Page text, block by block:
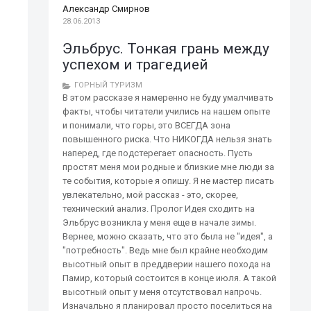
Александр Смирнов
28.06.2013
Эльбрус. Тонкая грань между
успехом и трагедией
ГОРНЫЙ ТУРИЗМ
В этом рассказе я намеренно не буду умалчивать
факты, чтобы читатели учились на нашем опыте
и понимали, что горы, это ВСЕГДА зона
повышенного риска. Что НИКОГДА нельзя знать
наперед, где подстерегает опасность. Пусть
простят меня мои родные и близкие мне люди за
те события, которые я опишу. Я не мастер писать
увлекательно, мой рассказ - это, скорее,
технический анализ. Пролог Идея сходить на
Эльбрус возникла у меня еще в начале зимы.
Вернее, можно сказать, что это была не "идея", а
"потребность". Ведь мне был крайне необходим
высотный опыт в преддверии нашего похода на
Памир, который состоится в конце июля. А такой
высотный опыт у меня отсутствовал напрочь.
Изначально я планировал просто поселиться на